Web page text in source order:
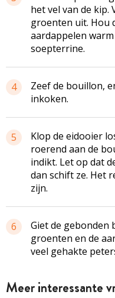
het vel van de kip.
groenten uit. Hou
aardappelen
soepterrine.
4
Zeef de bouillon,
inkoken.
5
Klop de eidooier
roerend aan de
indikt. Let op dat
dan schift ze. Het
zijn.
6
Giet de gebonden
groenten en de
veel gehakte
Meer interessante